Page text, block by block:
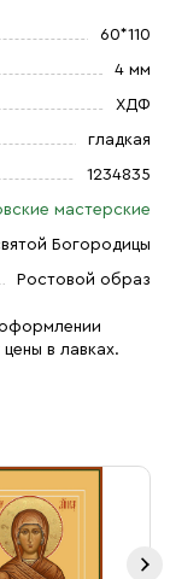
60*110
4 мм
ХДФ
гладкая
1234835
мастерские
Богородицы
Ростовой образ
в лавках.